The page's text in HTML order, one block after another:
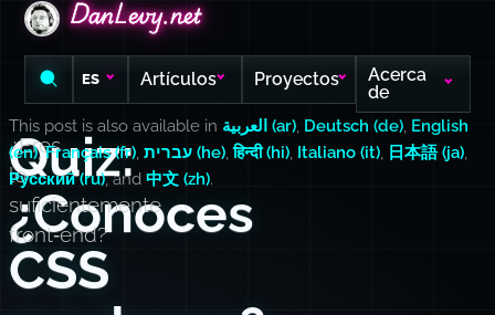
DanLevy.net
DanLevy.net
DanLevy.net
ES Artículos Proyectos
Acerca
de
Quiz:
¿Conoces
CSS
¿Eres
lo
suficientemente
front‑end?
This post is also available in العربية (ar), Deutsch (de), English
(en),Français (fr), עברית (he),हिन्दी (hi), Italiano (it), 日本語 (ja),
Русский (ru), and 中文 (zh).